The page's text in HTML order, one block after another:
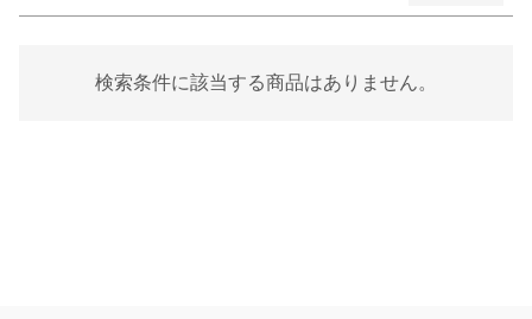
検索条件に該当する商品はありません。